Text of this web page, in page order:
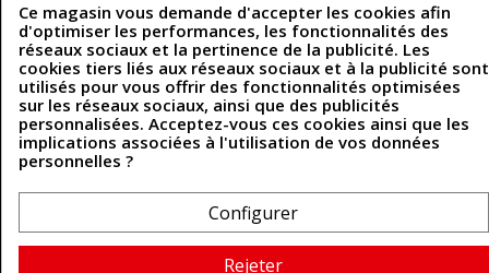
Politique de confidentialité
Politique des cookies
Contactez-nous
Coordonnées
493 Chemin de Catougnac
contact@cuirenstock.com
Ce magasin vous demande d'accepter les cookies afin
d'optimiser les performances, les fonctionnalités des
réseaux sociaux et la pertinence de la publicité. Les
cookies tiers liés aux réseaux sociaux et à la publicité sont
utilisés pour vous offrir des fonctionnalités optimisées
sur les réseaux sociaux, ainsi que des publicités
personnalisées. Acceptez-vous ces cookies ainsi que les
implications associées à l'utilisation de vos données
personnelles ?
Configurer
Rejeter